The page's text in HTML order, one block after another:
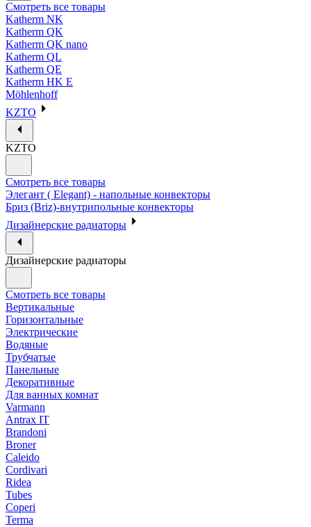
Смотреть все товары
Katherm NK
Katherm QK
Katherm QK nano
Katherm QL
Katherm QE
Katherm HK E
Möhlenhoff
KZTO
KZTO
Смотреть все товары
Элегант ( Elegant) - напольные конвекторы
Бриз (Briz)-внутрипольные конвекторы
Дизайнерские радиаторы
Дизайнерские радиаторы
Смотреть все товары
Вертикальные
Горизонтальные
Электрические
Водяные
Трубчатые
Панельные
Декоративные
Для ванных комнат
Varmann
Antrax IT
Brandoni
Broner
Caleido
Cordivari
Ridea
Tubes
Coperi
Terma